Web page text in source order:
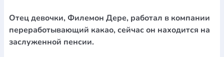
Отец девочки, Филемон Дере, работал в компании
переработывающий какао, сейчас он находится на
заслуженной пенсии.